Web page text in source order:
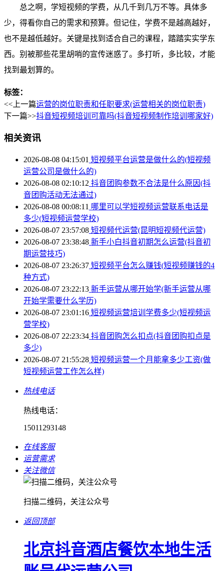
总之啊，学短视频的学费，从几千到几万不等。具体多
少，得看你自己的需求和预算。但记住，学费不是越高越好，
也不是越低越好。关键是找到适合自己的课程，踏踏实实学东
西。别被那些花里胡哨的宣传迷惑了。多打听，多比较，才能
找到最划算的。
标签：
<<上一篇运营的岗位职责和任职要求(运营相关的岗位职责)
下一篇>>抖音短视频培训可靠吗(抖音短视频制作培训哪家好)
相关资讯
2026-08-08 04:15:01 短视频平台运营是做什么的(短视频
运营公司是做什么的)
2026-08-08 02:10:12 抖音团购参数不合法是什么原因(抖
音团购活动无法通过)
2026-08-08 00:08:11 哪里可以学短视频运营联系电话是
多少(短视频运营学校)
2026-08-07 23:57:08 短视频代运营(昆明短视频代运营)
2026-08-07 23:38:48 新手小白抖音初期怎么运营(抖音初
期运营技巧)
2026-08-07 23:26:37 短视频平台怎么赚钱(短视频赚钱的4
种方式)
2026-08-07 23:22:13 新手运营从哪开始学(新手运营从哪
开始学需要什么学历)
2026-08-07 23:01:16 短视频运营培训学费多少(短视频运
营学校)
2026-08-07 22:23:34 抖音团购怎么扣点(抖音团购扣点是
多少)
2026-08-07 21:55:28 短视频运营一个月能拿多少工资(做
短视频运营工作怎么样)
热线电话
热线电话：
15011293148
在线客服
运营需求
关注微信
扫描二维码，关注公众号
返回顶部
北京抖音酒店餐饮本地生活